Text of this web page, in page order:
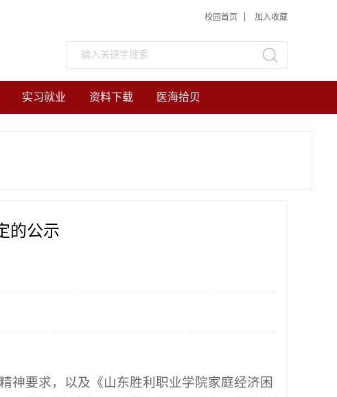
校园首页 加入收藏
实习就业 资料下载 医海拾贝
的公示
神要求，以及《山东胜利职业学院家庭经济困